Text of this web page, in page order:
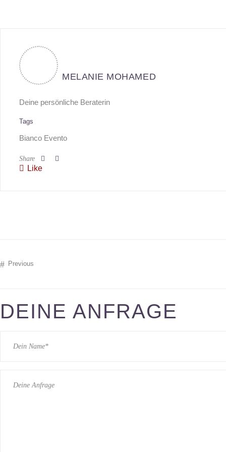
MELANIE MOHAMED
Deine persönliche Beraterin
Tags
Bianco Evento
Share
Like
Previous
DEINE ANFRAGE